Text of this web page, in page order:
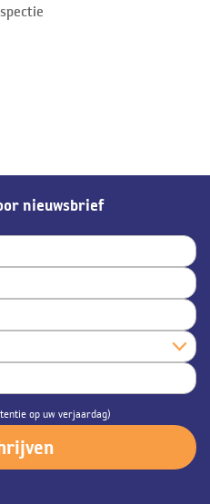
nieuwsbrief
op uw verjaardag)